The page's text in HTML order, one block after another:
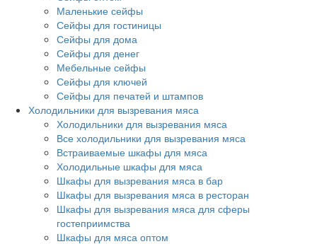
Маленькие сейфы
Сейфы для гостиницы
Сейфы для дома
Сейфы для денег
Мебельные сейфы
Сейфы для ключей
Сейфы для печатей и штампов
Холодильники для вызревания мяса
Холодильники для вызревания мяса
Все холодильники для вызревания мяса
Встраиваемые шкафы для мяса
Холодильные шкафы для мяса
Шкафы для вызревания мяса в бар
Шкафы для вызревания мяса в ресторан
Шкафы для вызревания мяса для сферы
гостеприимства
Шкафы для мяса оптом